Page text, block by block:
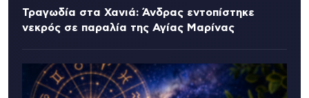
Τραγωδία στα Χανιά: Άνδρας εντοπίστηκε
νεκρός σε παραλία της Αγίας Μαρίνας